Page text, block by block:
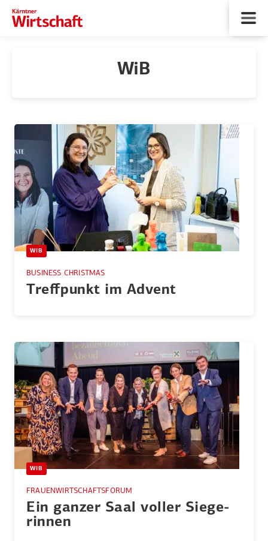
WiB
WIB
BUSINESS CHRISTMAS
Treff­punkt im Advent
WIB
FRAUENWIRTSCHAFTSFORUM
Ein ganzer Saal voller Siege­
rinnen